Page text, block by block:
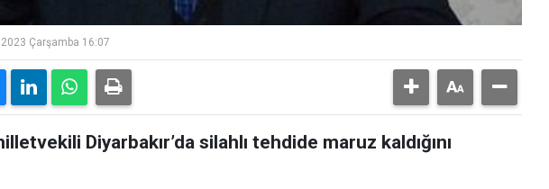
2023 Çarşamba 16:07
Diyarbakır’da silahlı tehdide maruz kaldığını